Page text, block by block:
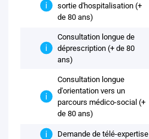
sortie d'hospitalisation (+
de 80 ans)
Consultation longue de
déprescription (+ de 80
ans)
Consultation longue
d'orientation vers un
parcours médico-social (+
de 80 ans)
Demande de télé-expertise